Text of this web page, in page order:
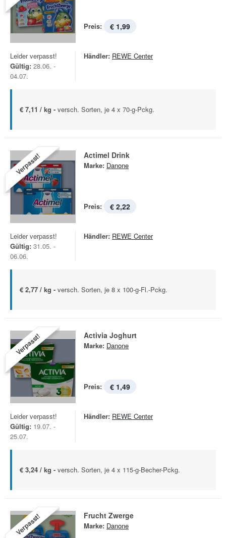
Preis: € 1,99
Leider verpasst!
Gültig: 28.06. -
04.07.
Händler: REWE Center
€ 7,11 / kg - versch. Sorten, je 4 x 70-g-Pckg.
Verpasst! Actimel Drink
Marke: Danone
Preis: € 2,22
Leider verpasst!
Gültig: 31.05. -
06.06.
Händler: REWE Center
€ 2,77 / kg - versch. Sorten, je 8 x 100-g-Fl.-Pckg.
Verpasst! Activia Joghurt
Marke: Danone
Preis: € 1,49
Leider verpasst!
Gültig: 19.07. -
25.07.
Händler: REWE Center
€ 3,24 / kg - versch. Sorten, je 4 x 115-g-Becher-Pckg.
Verpasst! Frucht Zwerge
Marke: Danone